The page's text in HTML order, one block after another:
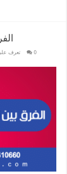
تعرف
0